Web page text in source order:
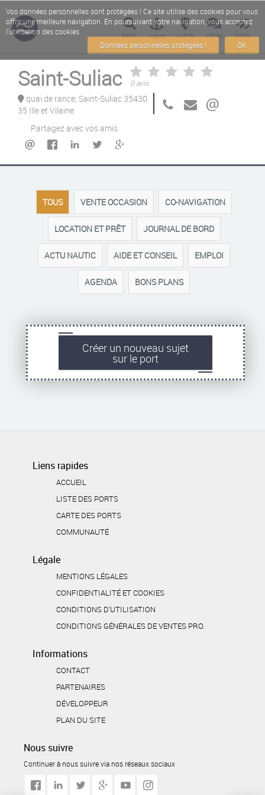
RECH. PORTS CARTE COMM. CONN.
Saint-Suliac 0 avis
quai de rance, Saint-Suliac 35430
35 Ille et Vilaine
Partagez avec vos amis
TOUS VENTE OCCASION CO-NAVIGATION
LOCATION ET PRÊT JOURNAL DE BORD
ACTU NAUTIC AIDE ET CONSEIL EMPLOI
AGENDA BONS PLANS
Créer un nouveau sujet
sur le port
Liens rapides
ACCUEIL
LISTE DES PORTS
CARTE DES PORTS
COMMUNAUTÉ
Légale
MENTIONS LÉGALES
CONFIDENTIALITÉ ET COOKIES
CONDITIONS D'UTILISATION
CONDITIONS GÉNÉRALES DE VENTES PRO.
Informations
CONTACT
PARTENAIRES
DÉVELOPPEUR
PLAN DU SITE
Nous suivre
Continuer à nous suivre via nos réseaux sociaux
Vos données personnelles sont protégées ! Ce site utilise des cookies pour vous
offrir une meilleure navigation. En poursuivant votre navigation, vous acceptez
l'utilisation des cookies
OK
Données personnelles protégées !